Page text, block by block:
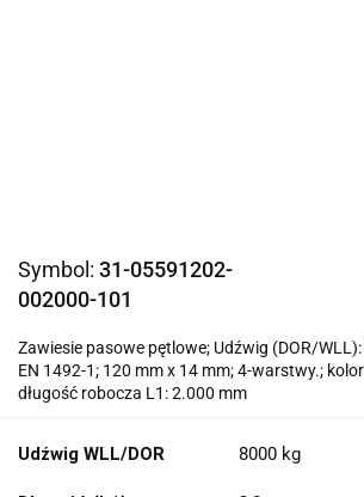
Symbol: 31-05591202-
002000-101
Zawiesie pasowe pętlowe; Udźwig (DOR/WLL):
EN 1492-1; 120 mm x 14 mm; 4-warstwy.;
długość robocza L1: 2.000 mm
Udźwig WLL/DOR 8000 kg